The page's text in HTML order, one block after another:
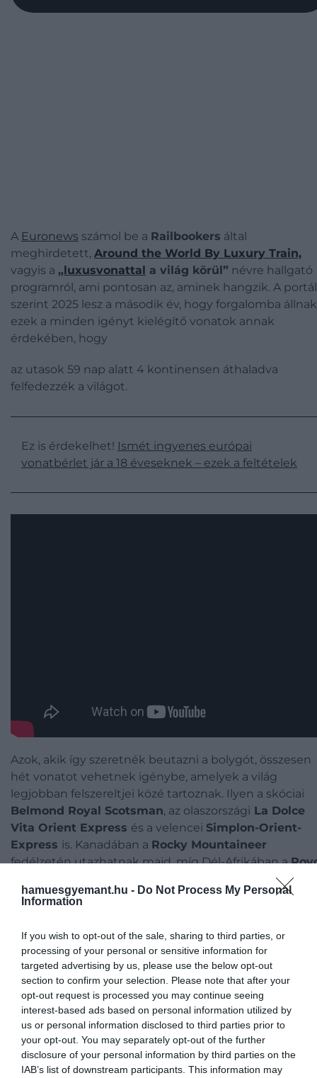
hamuesgyemant.hu - Do Not Process My Personal
Information
If you wish to opt-out of the sale, sharing to third parties, or
processing of your personal or sensitive information for
targeted advertising by us, please use the below opt-out
section to confirm your selection. Please note that after your
opt-out request is processed you may continue seeing
interest-based ads based on personal information utilized by
us or personal information disclosed to third parties prior to
your opt-out. You may separately opt-out of the further
disclosure of your personal information by third parties on the
IAB’s list of downstream participants. This information may
A Euronews számol be a Railbookers által
meghirdetett, Around the World By Luxury Train,
vagyis a „luxusvonattal a világ körül” névre hallgató
programról, ami pontosan az, aminek hangzik. A portál
szerint 2025 lesz a második év, hogy forgalomba állnak
ezek a minden igényt kielégítő vonatok annak
érdekében, hogy
az utasok 59 nap alatt 4 kontinensen áthaladva
felfedezzék a világot.
Ez is érdekelhet! Ismét ingyenes európai
vonatbérlet jár a 18 éveseknek – ezek a feltételek
Azok, akik így szeretnék beutazni a bolygót, összesen
hét vonatot vehetnek igénybe, amelyek a világ
legjobban felszereltjei közé tartoznak. Ilyen a skóciai
Belmond Royal Scotsman, az olaszországi La Dolce
Vita Orient Express és a velencei Simplon-Orient-
Express is. Kanadában a Rocky Mountaineer
fedélzetén utazhatnak majd, míg Dél-Afrikában a
luxuskörülményeit tapasztalhatják meg az
Természetesen azoknak, akik vállalkoznak a nem
A Euronews információi szerint ugyanis
egy jegy ára nagyjából 116 ezer euróba, vagyis jelenlegi
árfolyamon közel 47 millió forintba kerül.
Kanadából Dél-Afrikába, Fokvárosból
Szingapúrba